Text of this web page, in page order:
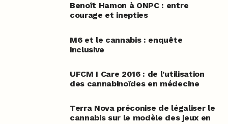
Benoît Hamon à ONPC : entre
courage et inepties
M6 et le cannabis : enquête
inclusive
UFCM I Care 2016 : de l’utilisation
des cannabinoïdes en médecine
Terra Nova préconise de légaliser le
cannabis sur le modèle des jeux en